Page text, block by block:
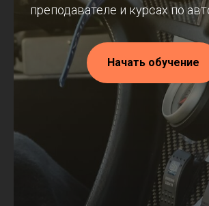
преподавателе и курсах по
Начать обучение